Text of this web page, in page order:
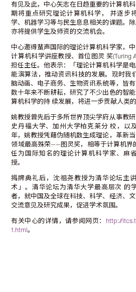
有见及此，中心矢志在日趋重要的计算机
期将重点研究理论计算机科学， 并逐步
学、机器学习等与民生息息相关的课题。
亦将提供学生及师资的交流机会。
中心邀得蜚声国际的理论计算机科学家，
计算机科学讲座教授、首位图灵 奖(Turing
担任主任。他表示：「理论计算机科学是
能演算法，推动资讯科技的发展。现时我
脑动画、电子商务、生物资讯系统等，皆
数十年来不断耕耘，研究了不少出色的智
算机科学的持 续发展，将进一步贡献人类的
姚教授曾先后于多所世界顶尖学府从事教研
史丹褔大学、加州大学柏克莱分 校，以
年，姚教授凭藉伪随机数生成理论，革新
领域最高殊荣——图灵奖，相等于计算机界
任为国际知名的理论计算机科学家、麻
授。
揭牌典礼后，沈祖尧教授为清华论坛主
术」。清华论坛为清华大学最高层次 的
者，就中国及全球在科技、科学、经济、文
交流意见及研究成果，促进学术氛围。
有关中心的详情，请参阅网页： http://
1.html。